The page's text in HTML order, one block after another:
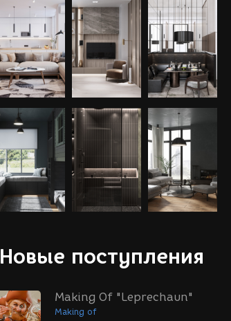
Новые поступления
Making Of "Leprechaun"
Making of